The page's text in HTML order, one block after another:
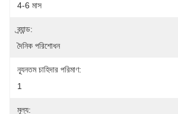
4-6 মাস
ব্র্যান্ড:
দৈনিক পরিশোধন
ন্যূনতম চাহিদার পরিমাণ:
1
মূল্য: